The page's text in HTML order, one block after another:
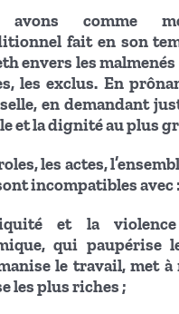
avons comme
fait en son
envers les malmenés
les exclus. En
en demandant
et la dignité au plus
les actes,
incompatibles avec :
et la violence
qui paupérise
le travail, met à
les plus riches ;